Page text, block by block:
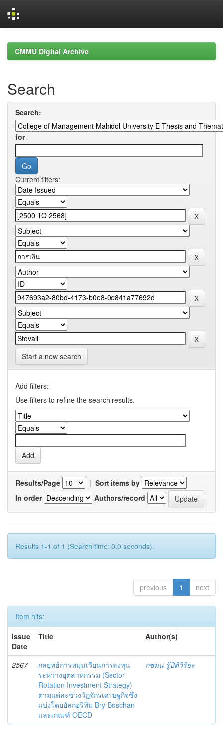
navigationCMMU Digital Archive
Search
Search:
for
Current filters:
Start a new search
Add filters:
Use filters to refine the search results.
Results/Page | Sort items by
In order
Authors/record
Results 1-1 of 1 (Search time: 0.0 seconds).
previous 1 next
Item hits:
Issue
Date
Title Author(s)
2567
กลยุทธ์การหมุนเวียนการลงทุน
ระหว่างอุตสาหกรรม (Sector
Rotation Investment Strategy)
ตามแต่ละช่วงวัฏจักรเศรษฐกิจซึ่ง
แบ่งโดยอัลกอริทึม Bry-Boschan
และเกณฑ์ OECD
กชมน รู้ปิติวิริยะ